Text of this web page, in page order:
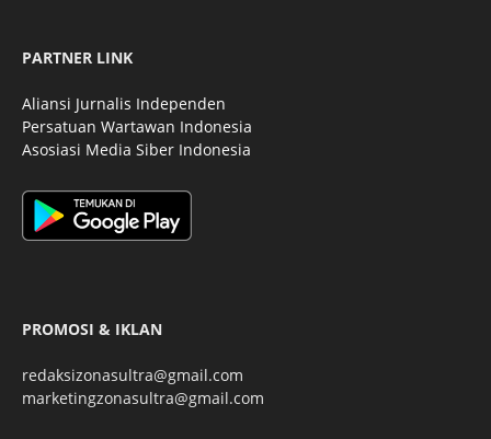
PARTNER LINK
Aliansi Jurnalis Independen
Persatuan Wartawan Indonesia
Asosiasi Media Siber Indonesia
PROMOSI & IKLAN
redaksizonasultra@gmail.com
marketingzonasultra@gmail.com